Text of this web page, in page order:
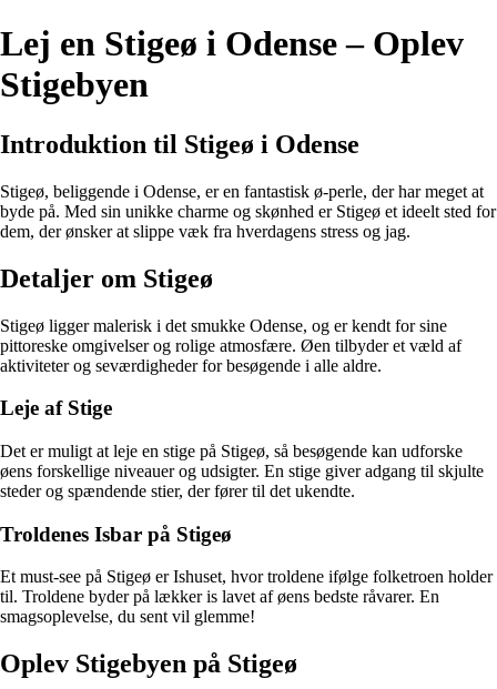
Lej en Stigeø i Odense – Oplev
Stigebyen
Introduktion til Stigeø i Odense
Stigeø, beliggende i Odense, er en fantastisk ø-perle, der har meget at
byde på. Med sin unikke charme og skønhed er Stigeø et ideelt sted for
dem, der ønsker at slippe væk fra hverdagens stress og jag.
Detaljer om Stigeø
Stigeø ligger malerisk i det smukke Odense, og er kendt for sine
pittoreske omgivelser og rolige atmosfære. Øen tilbyder et væld af
aktiviteter og seværdigheder for besøgende i alle aldre.
Leje af Stige
Det er muligt at leje en stige på Stigeø, så besøgende kan udforske
øens forskellige niveauer og udsigter. En stige giver adgang til skjulte
steder og spændende stier, der fører til det ukendte.
Troldenes Isbar på Stigeø
Et must-see på Stigeø er Ishuset, hvor troldene ifølge folketroen holder
til. Troldene byder på lækker is lavet af øens bedste råvarer. En
smagsoplevelse, du sent vil glemme!
Oplev Stigebyen på Stigeø